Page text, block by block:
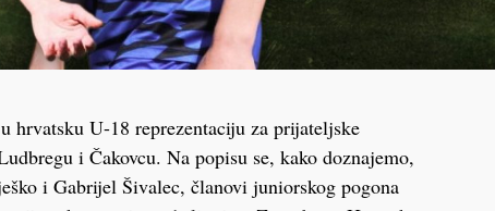
hrvatsku U-18 reprezentaciju za prijateljske
i Čakovcu. Na popisu se, kako doznajemo,
i Gabrijel Šivalec, članovi juniorskog pogona